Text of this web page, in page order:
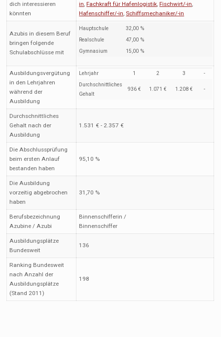
dich interessieren
könnten
in,Fachkraft für Hafenlogistik,Fischwirt/-in,
Hafenschiffer/-in, Schiffsmechaniker/-in
Azubis in diesem Beruf
bringen folgende
Schulabschlüsse mit
Hauptschule
32,00 %
Realschule
47,00 %
Gymnasium
15,00 %
Ausbildungsvergütung
in den Lehrjahren
während der
Ausbildung
Lehrjahr 1 2 3
-
Durchschnittliches
Gehalt
936 € 1.071 € 1.208 € -
Durchschnittliches
Gehalt nach der
Ausbildung
1.531 € - 2.357 €
Die Abschlussprüfung
beim ersten Anlauf
bestanden haben
95,10 %
Die Ausbildung
vorzeitig abgebrochen
haben
31,70 %
Berufsbezeichnung
Azubine / Azubi
Binnenschifferin /
Binnenschiffer
Ausbildungsplätze
Bundesweit
136
Ranking Bundesweit
nach Anzahl der
Ausbildungsplätze
(Stand 2011)
198